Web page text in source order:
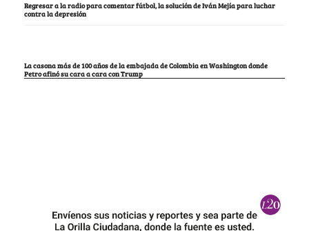
Regresar a la radio para comentar fútbol, la solución de Iván Mejía para luchar
contra la depresión
La casona más de 100 años de la embajada de Colombia en Washington donde
Petro afinó su cara a cara con Trump